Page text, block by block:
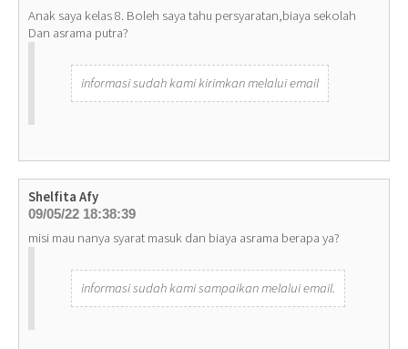
Anak saya kelas 8. Boleh saya tahu persyaratan,biaya sekolah
Dan asrama putra?
informasi sudah kami kirimkan melalui email
Shelfita Afy
09/05/22 18:38:39
misi mau nanya syarat masuk dan biaya asrama berapa ya?
informasi sudah kami sampaikan melalui email.